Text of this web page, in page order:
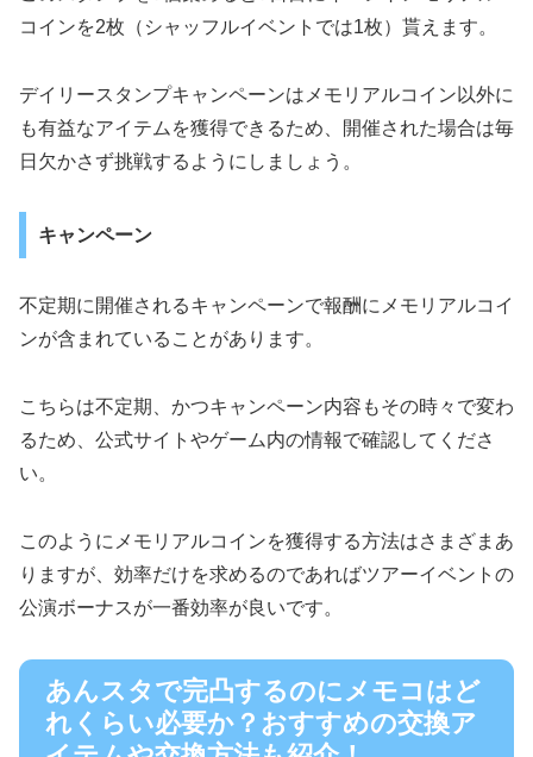
コインを2枚（シャッフルイベントでは1枚）貰えます。
デイリースタンプキャンペーンはメモリアルコイン以外に
も有益なアイテムを獲得できるため、開催された場合は毎
日欠かさず挑戦するようにしましょう。
キャンペーン
不定期に開催されるキャンペーンで報酬にメモリアルコイ
ンが含まれていることがあります。
こちらは不定期、かつキャンペーン内容もその時々で変わ
るため、公式サイトやゲーム内の情報で確認してくださ
い。
このようにメモリアルコインを獲得する方法はさまざまあ
りますが、効率だけを求めるのであればツアーイベントの
公演ボーナスが一番効率が良いです。
あんスタで完凸するのにメモコはど
れくらい必要か？おすすめの交換ア